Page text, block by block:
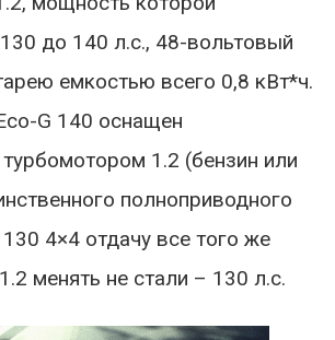
до 140 л.с., 48-вольтовый
емкостью всего 0,8 кВт*ч.
G 140 оснащен
1.2 (бензин или
полноприводного
4×4 отдачу все того же
менять не стали – 130 л.с.